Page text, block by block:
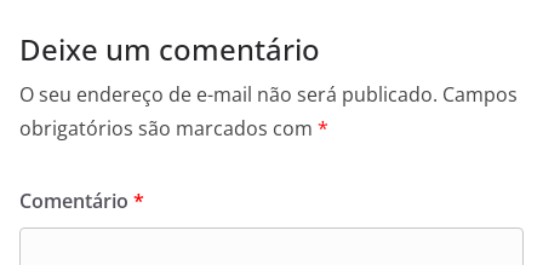
Deixe um comentário
O seu endereço de e-mail não será publicado. Campos
obrigatórios são marcados com *
Comentário *